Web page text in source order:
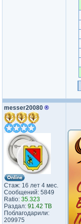
messer20080 ®
Стаж: 16 лет 4 мес.
Сообщений: 5849
Ratio: 35.323
Раздал: 91.42 TB
Поблагодарили:
209975